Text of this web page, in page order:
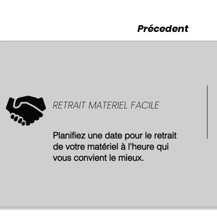
Précedent
RETRAIT MATERIEL FACILE
Planifiez une date pour le retrait
de votre matériel à l'heure qui
vous convient le mieux.